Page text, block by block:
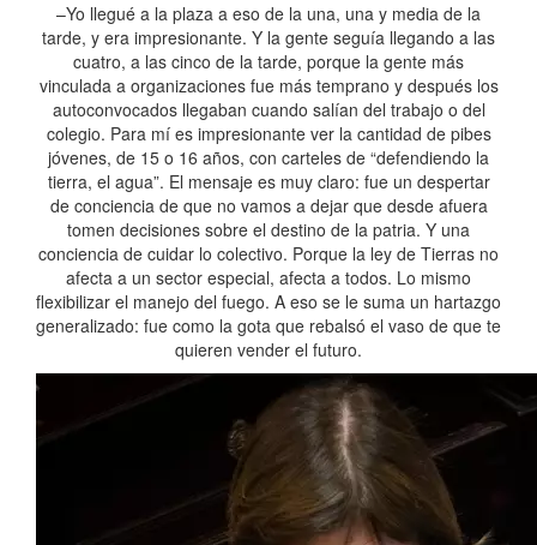
–Yo llegué a la plaza a eso de la una, una y media de la
tarde, y era impresionante. Y la gente seguía llegando a las
cuatro, a las cinco de la tarde, porque la gente más
vinculada a organizaciones fue más temprano y después los
autoconvocados llegaban cuando salían del trabajo o del
colegio. Para mí es impresionante ver la cantidad de pibes
jóvenes, de 15 o 16 años, con carteles de “defendiendo la
tierra, el agua”. El mensaje es muy claro: fue un despertar
de conciencia de que no vamos a dejar que desde afuera
tomen decisiones sobre el destino de la patria. Y una
conciencia de cuidar lo colectivo. Porque la ley de Tierras no
afecta a un sector especial, afecta a todos. Lo mismo
flexibilizar el manejo del fuego. A eso se le suma un hartazgo
generalizado: fue como la gota que rebalsó el vaso de que te
quieren vender el futuro.